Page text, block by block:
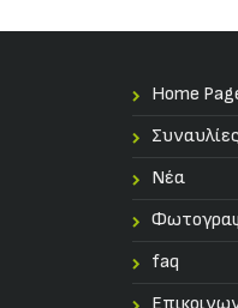
Home
Συναυλίες
Nέα
faq